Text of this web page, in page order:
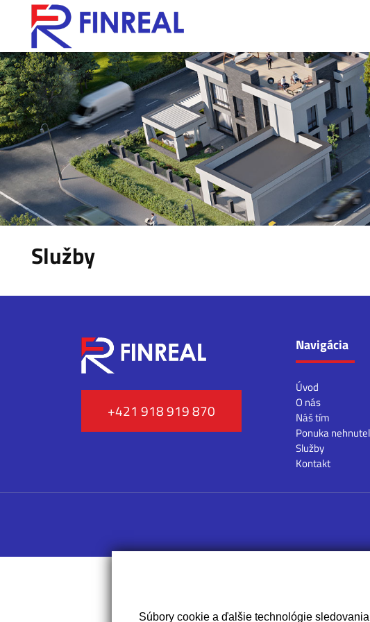
Služby
+421 918 919 870
Navigácia
Úvod
O nás
Náš tím
Ponuka
Služby
Kontakt
Súbory cookie a ďalšie technológie